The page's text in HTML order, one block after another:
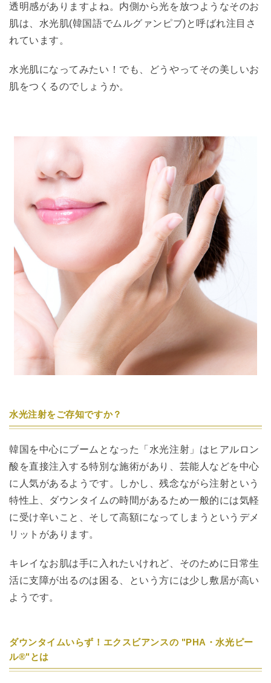
透明感がありますよね。内側から光を放つようなそのお
肌は、水光肌(韓国語でムルグァンピブ)と呼ばれ注目さ
れています。
水光肌になってみたい！でも、どうやってその美しいお
肌をつくるのでしょうか。
水光注射をご存知ですか？
韓国を中心にブームとなった「水光注射」はヒアルロン
酸を直接注入する特別な施術があり、芸能人などを中心
に人気があるようです。しかし、残念ながら注射という
特性上、ダウンタイムの時間があるため一般的には気軽
に受け辛いこと、そして高額になってしまうというデメ
リットがあります。
キレイなお肌は手に入れたいけれど、そのために日常生
活に支障が出るのは困る、という方には少し敷居が高い
ようです。
ダウンタイムいらず！エクスビアンスの "PHA・水光ピー
ル®︎"とは